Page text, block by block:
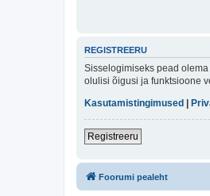
REGISTREERU
Sisselogimiseks pead
olulisi õigusi ja funktsioone
Kasutamistingimused
Registreeru
Foorumi pealeht